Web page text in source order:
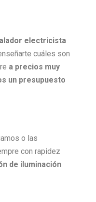
electricista
cuáles son
a precios muy
un presupuesto
o las
con rapidez
de iluminación